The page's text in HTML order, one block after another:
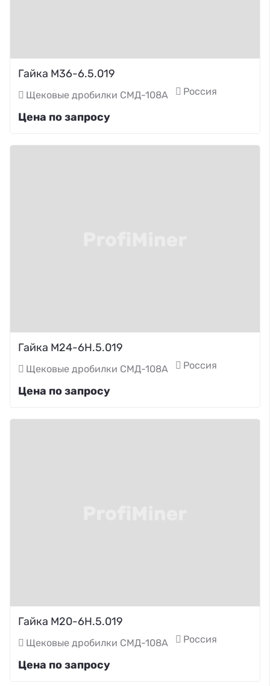
Гайка М36-6.5.019
Щековые дробилки СМД-108А Россия
Цена по запросу
Гайка М24-6Н.5.019
Щековые дробилки СМД-108А Россия
Цена по запросу
Гайка М20-6Н.5.019
Щековые дробилки СМД-108А Россия
Цена по запросу